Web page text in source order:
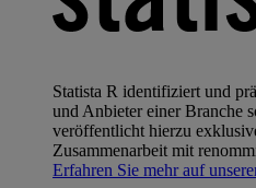
Statista R identifiziert und
und Anbieter einer Branche
veröffentlicht hierzu
Zusammenarbeit mit
Erfahren Sie mehr auf